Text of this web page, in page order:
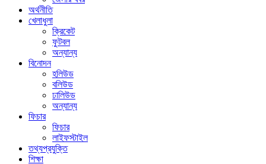
অর্থনীতি
খেলাধুলা
ক্রিকেট
ফুটবল
অন্যান্য
বিনোদন
হলিউড
বলিউড
ঢালিউড
অন্যান্য
ফিচার
ফিচার
লাইফস্টাইল
তথ্যপ্রযুক্তি
শিক্ষা